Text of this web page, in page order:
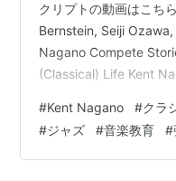
クリプトの動画はこち
Bernstein, Seiji
Nagano Compete
(Classical) Life Kent
we should co…
#Kent Nagano #クラ
#ジャズ #音楽教育 #